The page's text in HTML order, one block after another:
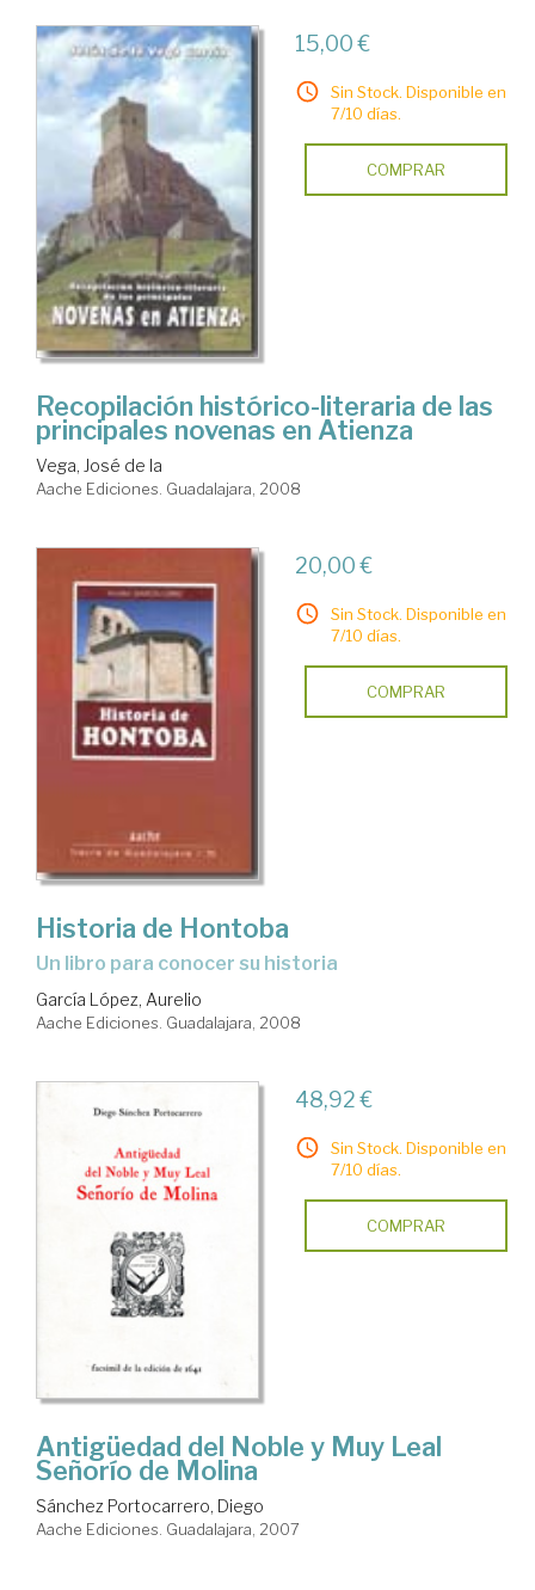
15,00 €
Sin Stock. Disponible en
7/10 días.
COMPRAR
Recopilación histórico-literaria de las
principales novenas en Atienza
Vega, José de la
Aache Ediciones. Guadalajara, 2008
20,00 €
Sin Stock. Disponible en
7/10 días.
COMPRAR
Historia de Hontoba
un libro para conocer su historia
García López, Aurelio
Aache Ediciones. Guadalajara, 2008
48,92 €
Sin Stock. Disponible en
7/10 días.
COMPRAR
Antigüedad del Noble y Muy Leal
Señorío de Molina
Sánchez Portocarrero, Diego
Aache Ediciones. Guadalajara, 2007